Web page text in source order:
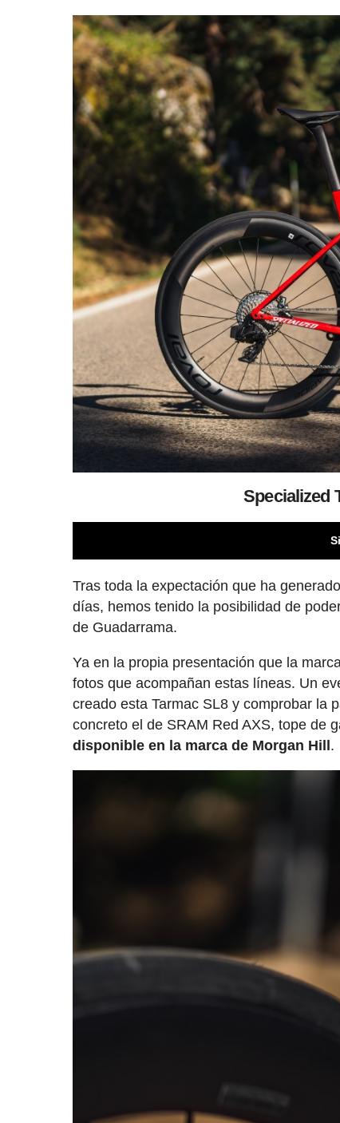
Specialized
Tras toda la expectación que ha
días, hemos tenido la posibilidad de
de Guadarrama.
Ya en la propia presentación que la
fotos que acompañan estas líneas. Un
creado esta Tarmac SL8 y comprobar la
concreto el de SRAM Red AXS, tope de
disponible en la marca de Morgan Hill.